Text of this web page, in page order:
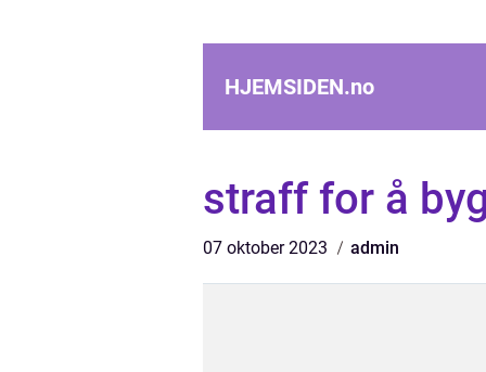
HJEMSIDEN.no
straff for å
07 oktober 2023 admin